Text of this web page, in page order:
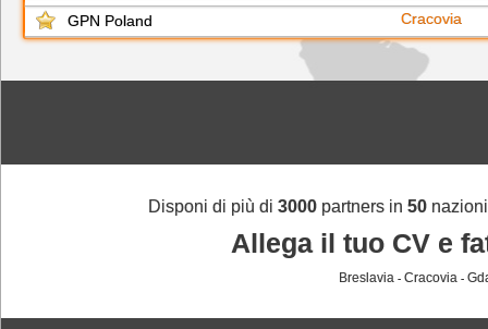
GPN Poland
Cracovia
Disponi di più di 3000 partners in 50
Allega il tuo CV e
Breslavia - Cracovia -